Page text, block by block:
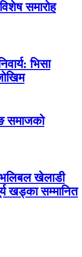
समारोह
भिसा
समाजको
खेलाडी
खड्का सम्मानित